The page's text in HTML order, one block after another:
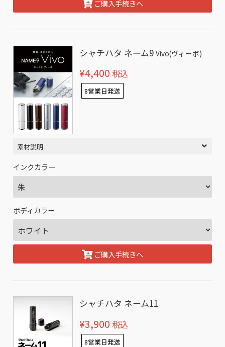
ご購入手続きへ
シャチハタ ネーム9Vivo(ヴィーボ)
¥4,400 税込
8営業日発送
素材説明
インクカラー
ボディカラー
ご購入手続きへ
シャチハタ ネーム11
¥3,900 税込
8営業日発送